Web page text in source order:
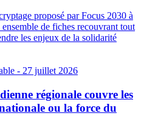
proposé par Focus 2030 à
de fiches recouvrant tout
les enjeux de la solidarité
- 27 juillet 2026
régionale couvre les
ou la force du